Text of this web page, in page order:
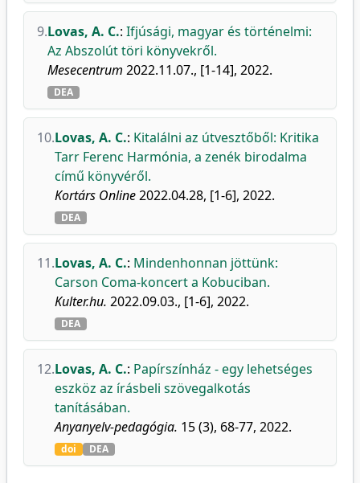
9.Lovas, A. C.: Ifjúsági, magyar és történelmi:
Az Abszolút töri könyvekről.
Mesecentrum 2022.11.07., [1-14], 2022.
DEA
10.Lovas, A. C.: Kitalálni az útvesztőből: Kritika
Tarr Ferenc Harmónia, a zenék birodalma
című könyvéről.
Kortárs Online2022.04.28, [1-6], 2022.
DEA
11.Lovas, A. C.: Mindenhonnan jöttünk:
Carson Coma-koncert a Kobuciban.
Kulter.hu. 2022.09.03., [1-6], 2022.
DEA
12.Lovas, A. C.: Papírszínház - egy lehetséges
eszköz az írásbeli szövegalkotás
tanításában.
Anyanyelv-pedagógia. 15 (3), 68-77, 2022.
doi DEA